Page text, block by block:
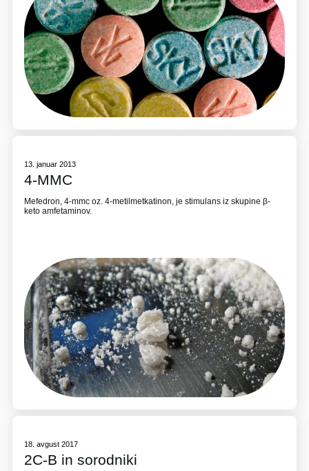
13. januar 2013
4-MMC
Mefedron, 4-mmc oz. 4-metilmetkatinon, je stimulans iz skupine β-
keto amfetaminov.
18. avgust 2017
2C-B in sorodniki